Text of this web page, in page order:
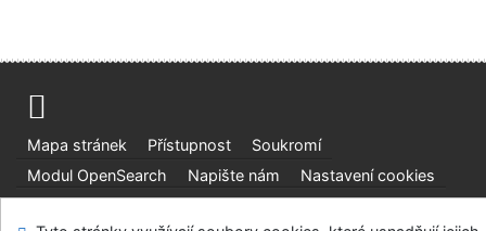
Mapa stránek Přístupnost
Soukromí
Modul OpenSearch
Napište nám Nastavení cookies
Ústavní soud, IČO: 48513687, se sídlem Joštova 625/8,